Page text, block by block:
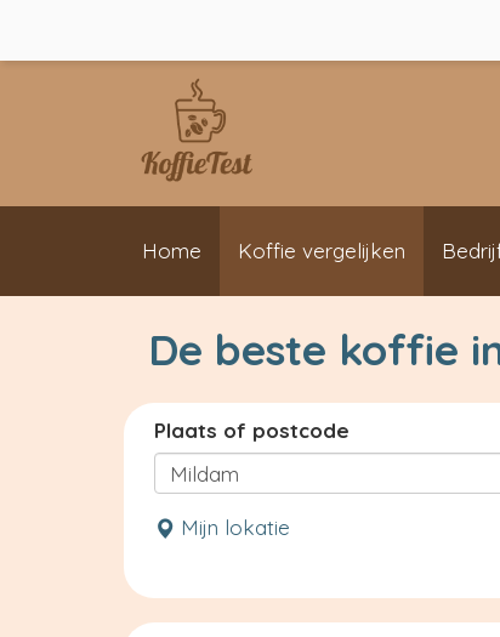
Home Koffie vergelijken
De beste koffie
Plaats of postcode
Mijn lokatie